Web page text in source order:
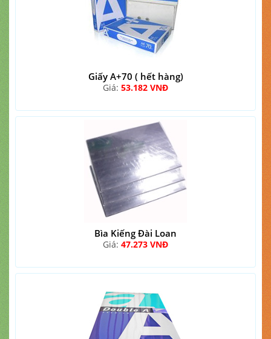
Giấy A+70 ( hết hàng)
Giá: 53.182 VNĐ
Bìa Kiếng Đài Loan
Giá: 47.273 VNĐ